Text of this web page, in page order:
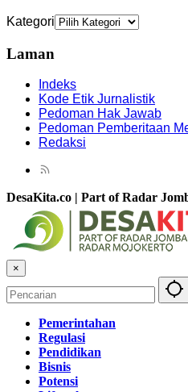
Kategori
Laman
Indeks
Kode Etik Jurnalistik
Pedoman Hak Jawab
Pedoman Pemberitaan
Redaksi
DesaKita.co | Part of Radar
×
Pemerintahan
Regulasi
Pendidikan
Bisnis
Potensi